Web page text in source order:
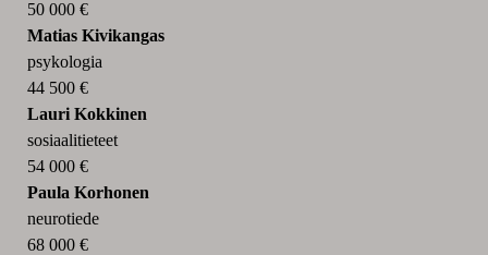
50 000 €
Matias Kivikangas
psykologia
44 500 €
Lauri Kokkinen
sosiaalitieteet
54 000 €
Paula Korhonen
neurotiede
68 000 €